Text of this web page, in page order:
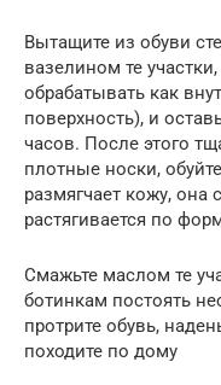
Вытащите из обуви
вазелином те
обрабатывать как
поверхность), и
часов. После этого
плотные носки,
размягчает кожу, она
растягивается по
Смажьте маслом те
ботинкам постоять
протрите обувь,
походите по дому